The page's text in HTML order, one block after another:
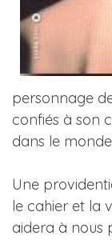
personnage
confiés à son
dans le
Une
le cahier et la
aidera à nous